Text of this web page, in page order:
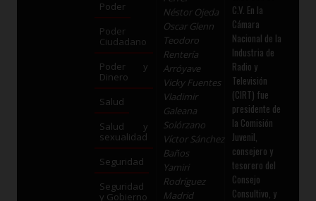
Poder
Poder
Ciudadano
Poder y
Dinero
Salud
Salud y
sexualidad
Seguridad
Seguridad
y Gobierno
Néstor Ojeda
Oscar Glenn
Teodoro
Rentería
Arróyave
Vicky Fuentes
Vladimir
Galeana
Solórzano
Víctor Sánchez
Baños
Yamiri
Rodríguez
Madrid
C.V. En la
Cámara
Nacional de la
Industria de
Radio y
Televisión
(CIRT) fue
presidente de
la Comisión
Juvenil,
consejero y
tesorero del
Consejo
Consultivo, y